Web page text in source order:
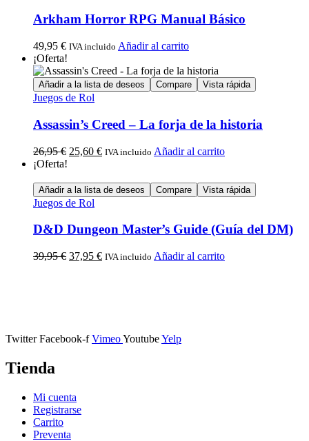
Arkham Horror RPG Manual Básico
49,95 € IVA incluido Añadir al carrito
¡Oferta!
Añadir a la lista de deseos Compare Vista rápida
Juegos de Rol
Assassin’s Creed – La forja de la historia
26,95€ 25,60 € IVA incluido Añadir al carrito
¡Oferta!
Añadir a la lista de deseos Compare Vista rápida
Juegos de Rol
D&D Dungeon Master’s Guide (Guía del DM)
39,95€ 37,95 € IVA incluido Añadir al carrito
Twitter Facebook-f VimeoYoutubeYelp
Tienda
Mi cuenta
Registrarse
Carrito
Preventa